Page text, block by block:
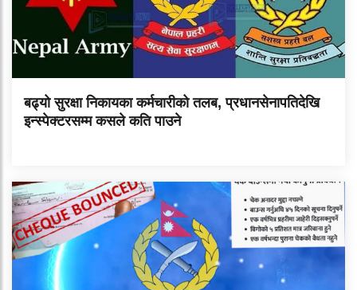
बढ्यो सुरक्षा निकायका कर्मचारीको तलब, प्रधानसेनापतिदेखि
इन्स्पेक्टरसम्म कसले कति पाउने